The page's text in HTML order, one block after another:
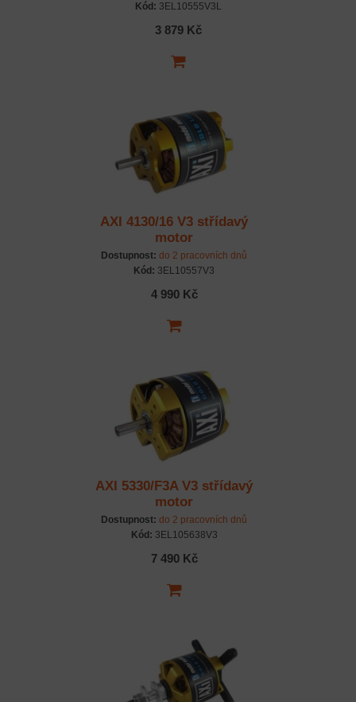
Kód: 3EL10555V3L
3 879 Kč
AXI 4130/16 V3 střídavý
motor
Dostupnost: do 2 pracovních dnů
Kód: 3EL10557V3
4 990 Kč
AXI 5330/F3A V3 střídavý
motor
Dostupnost: do 2 pracovních dnů
Kód: 3EL105638V3
7 490 Kč